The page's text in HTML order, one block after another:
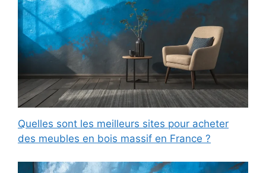
Quelles sont les meilleurs sites pour acheter
des meubles en bois massif en France ?